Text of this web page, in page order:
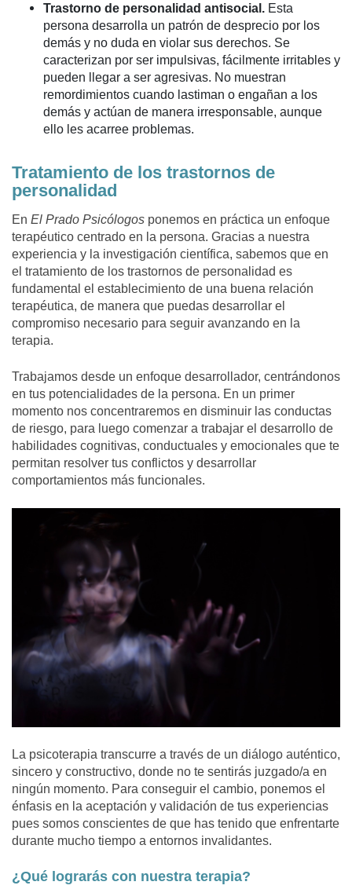
Trastorno de personalidad antisocial. Esta
persona desarrolla un patrón de desprecio por los
demás y no duda en violar sus derechos. Se
caracterizan por ser impulsivas, fácilmente irritables y
pueden llegar a ser agresivas. No muestran
remordimientos cuando lastiman o engañan a los
demás y actúan de manera irresponsable, aunque
ello les acarree problemas.
Tratamiento de los trastornos de
personalidad
En El Prado Psicólogos ponemos en práctica un enfoque
terapéutico centrado en la persona. Gracias a nuestra
experiencia y la investigación científica, sabemos que en
el tratamiento de los trastornos de personalidad es
fundamental el establecimiento de una buena relación
terapéutica, de manera que puedas desarrollar el
compromiso necesario para seguir avanzando en la
terapia.
Trabajamos desde un enfoque desarrollador, centrándonos
en tus potencialidades de la persona. En un primer
momento nos concentraremos en disminuir las conductas
de riesgo, para luego comenzar a trabajar el desarrollo de
habilidades cognitivas, conductuales y emocionales que te
permitan resolver tus conflictos y desarrollar
comportamientos más funcionales.
La psicoterapia transcurre a través de un diálogo auténtico,
sincero y constructivo, donde no te sentirás juzgado/a en
ningún momento. Para conseguir el cambio, ponemos el
énfasis en la aceptación y validación de tus experiencias
pues somos conscientes de que has tenido que enfrentarte
durante mucho tiempo a entornos invalidantes.
¿Qué lograrás con nuestra terapia?